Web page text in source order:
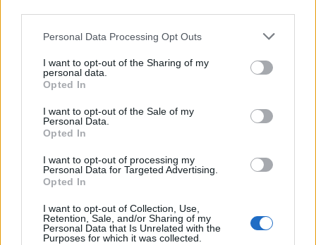
Personal Data Processing Opt Outs
I want to opt-out of the Sharing of my
personal data.
Opted In
I want to opt-out of the Sale of my
Personal Data.
Opted In
I want to opt-out of processing my
Personal Data for Targeted Advertising.
Opted In
I want to opt-out of Collection, Use,
Retention, Sale, and/or Sharing of my
Personal Data that Is Unrelated with the
Purposes for which it was collected.
adaptés et d’une vérification régulière des ustensiles
propre et étincelante sur le long terme.
Navigation
l’article
précédente :
Votre jardin est inondé
après la pluie découvrez
pourquoi et comment y
remédier
Comment faire pousser